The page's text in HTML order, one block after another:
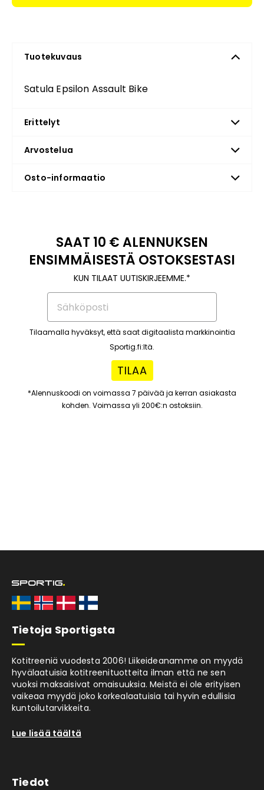
Tuotekuvaus
Satula Epsilon Assault Bike
Erittelyt
Arvostelua
Osto-informaatio
SAAT 10 € ALENNUKSEN
ENSIMMÄISESTÄ OSTOKSESTASI
KUN TILAAT UUTISKIRJEEMME.*
Tilaamalla hyväksyt, että saat digitaalista markkinointia
Sportig.fi:ltä.
TILAA
*Alennuskoodi on voimassa 7 päivää ja kerran asiakasta
kohden. Voimassa yli 200€:n ostoksiin.
Tietoja Sportigsta
Kotitreeniä vuodesta 2006! Liikeideanamme on myydä
hyvälaatuisia kotitreenituotteita ilman että ne sen
vuoksi maksaisivat omaisuuksia. Meistä ei ole erityisen
vaikeaa myydä joko korkealaatuisia tai hyvin edullisia
kuntoilutarvikkeita.
Lue lisää täältä
Tiedot